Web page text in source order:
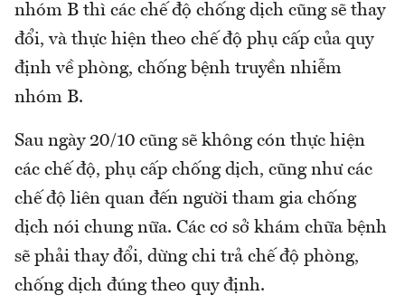
nhóm B thì các chế độ chống dịch cũng sẽ thay
đổi, và thực hiện theo chế độ phụ cấp của quy
định về phòng, chống bệnh truyền nhiễm
nhóm B.
Sau ngày 20/10 cũng sẽ không cón thực hiện
các chế độ, phụ cấp chống dịch, cũng như các
chế độ liên quan đến người tham gia chống
dịch nói chung nữa. Các cơ sở khám chữa bệnh
sẽ phải thay đổi, dừng chi trả chế độ phòng,
chống dịch đúng theo quy định.